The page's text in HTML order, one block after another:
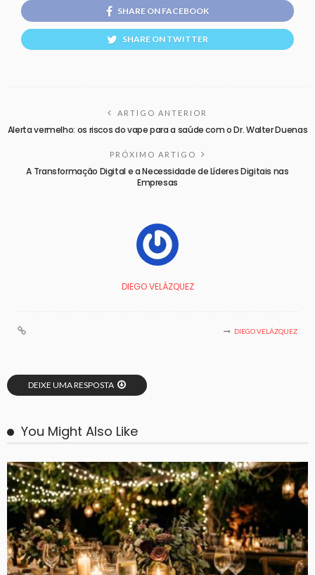
SHARE ON FACEBOOK
SHARE ON TWITTER
ARTIGO ANTERIOR
Alerta vermelho: os riscos do vape para a saúde com o Dr. Walter Duenas
PRÓXIMO ARTIGO
A Transformação Digital e a Necessidade de Líderes Digitais nas
Empresas
DIEGO VELÁZQUEZ
DIEGO VELÁZQUEZ
DEIXE UMA RESPOSTA
You Might Also Like